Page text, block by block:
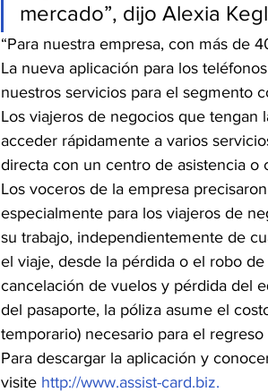
mercado”, dijo Alexia
“Para nuestra empresa, con más de
La nueva aplicación para los
nuestros servicios para el segmento
Los viajeros de negocios que tengan
acceder rápidamente a varios
directa con un centro de asistencia
Los voceros de la empresa
especialmente para los viajeros de
su trabajo, independientemente de
el viaje, desde la pérdida o el robo
cancelación de vuelos y pérdida del
del pasaporte, la póliza asume el
temporario) necesario para el regreso
Para descargar la aplicación y
visite http://www.assist-card.biz.